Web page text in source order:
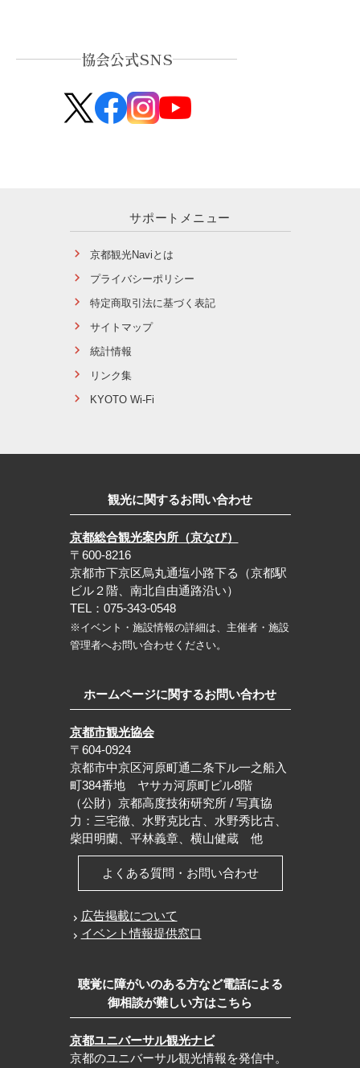
協会公式SNS
サポートメニュー
京都観光Naviとは
プライバシーポリシー
特定商取引法に基づく表記
サイトマップ
統計情報
リンク集
KYOTO Wi-Fi
観光に関するお問い合わせ
京都総合観光案内所（京なび）
〒600-8216
京都市下京区烏丸通塩小路下る（京都駅
ビル２階、南北自由通路沿い）
TEL：075-343-0548
※イベント・施設情報の詳細は、主催者・施設
管理者へお問い合わせください。
ホームページに関するお問い合わせ
京都市観光協会
〒604-0924
京都市中京区河原町通二条下ル一之船入
町384番地 ヤサカ河原町ビル8階
（公財）京都高度技術研究所 / 写真協
力：三宅徹、水野克比古、水野秀比古、
柴田明蘭、平林義章、横山健蔵 他
よくある質問・お問い合わせ
広告掲載について
イベント情報提供窓口
聴覚に障がいのある方など電話による
御相談が難しい方はこちら
京都ユニバーサル観光ナビ
京都のユニバーサル観光情報を発信中。